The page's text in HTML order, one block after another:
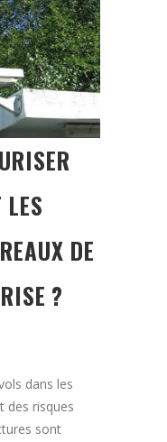
DE
?
dans les
des risques
sont